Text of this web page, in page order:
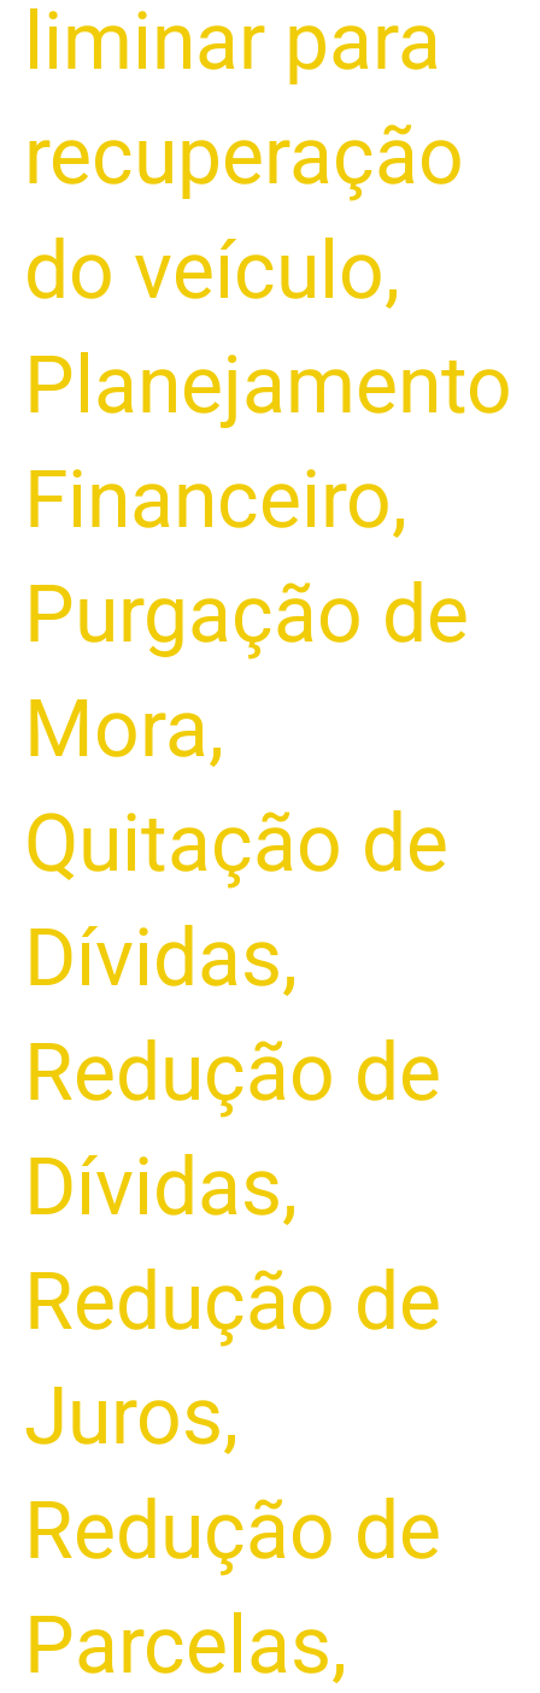
liminar para
recuperação
do veículo,
Planejamento
Financeiro,
Purgação de
Mora,
Quitação de
Dívidas,
Redução de
Dívidas,
Redução de
Juros,
Redução de
Parcelas,